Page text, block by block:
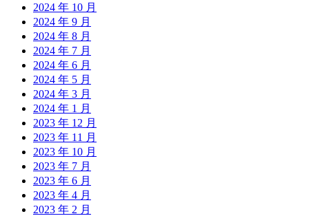
2024 年 10 月
2024 年 9 月
2024 年 8 月
2024 年 7 月
2024 年 6 月
2024 年 5 月
2024 年 3 月
2024 年 1 月
2023 年 12 月
2023 年 11 月
2023 年 10 月
2023 年 7 月
2023 年 6 月
2023 年 4 月
2023 年 2 月